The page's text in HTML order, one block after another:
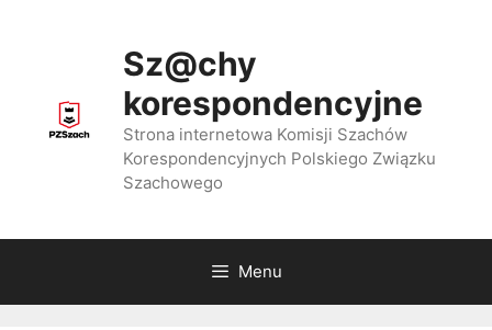
Sz@chy
korespondencyjne
Strona internetowa Komisji Szachów
Korespondencyjnych Polskiego Związku
Szachowego
Menu